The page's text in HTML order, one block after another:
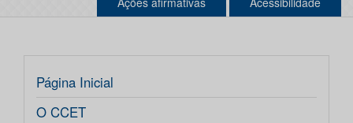
Página Inicial
O CCET